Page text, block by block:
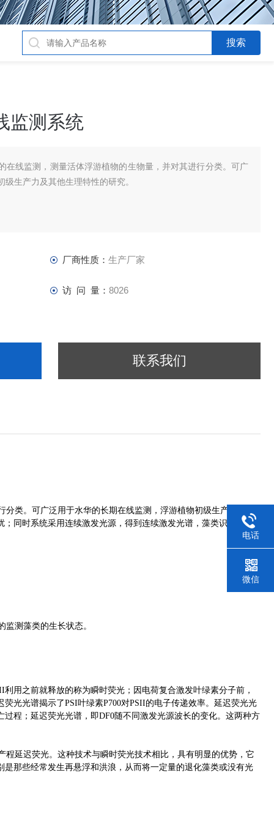
监测系统
在线监测，测量活体浮游植物的生物量，并对其进行分类。可广
生产力及其他生理特性的研究。
厂商性质： 生产厂家
访 问 量： 8026
联系我们
类。可广泛用于水华的长期在线监测，浮游植物初级生产力及其
同时系统采用连续激发光源，得到连续激发光谱，藻类识别更加
测藻类的生长状态。
之前就释放的称为瞬时荧光；因电荷复合激发叶绿素分子前，
光光谱揭示了PSI叶绿素P700对PSII的电子传递效率。延迟荧光光
程；延迟荧光光谱，即DF0随不同激发光源波长的变化。这两种方
延迟荧光。这种技术与瞬时荧光技术相比，具有明显的优势，它
那些经常发生再悬浮和洪浪，从而将一定量的退化藻类或没有光
电话
微信